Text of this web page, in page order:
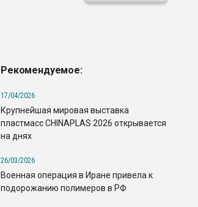
Рекомендуемое:
17/04/2026
Крупнейшая мировая выставка
пластмасс CHINAPLAS 2026 открывается
на днях
26/03/2026
Военная операция в Иране привела к
подорожанию полимеров в РФ